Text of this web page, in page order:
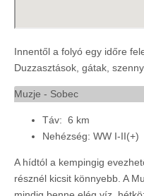
Innentől a folyó egy időre
Duzzasztások, gátak,
Muzje - Sobec
Táv: 6 km
Nehézség: WW I-II(+)
A hídtól a kempingig
résznél kicsit könnyebb. A